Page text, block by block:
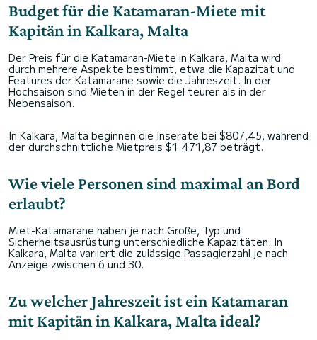
Budget für die Katamaran-Miete mit
Kapitän in Kalkara, Malta
Der Preis für die Katamaran-Miete in Kalkara, Malta wird
durch mehrere Aspekte bestimmt, etwa die Kapazität und
Features der Katamarane sowie die Jahreszeit. In der
Hochsaison sind Mieten in der Regel teurer als in der
Nebensaison.
In Kalkara, Malta beginnen die Inserate bei $807,45, während
der durchschnittliche Mietpreis $1 471,87 beträgt.
Wie viele Personen sind maximal an Bord
erlaubt?
Miet-Katamarane haben je nach Größe, Typ und
Sicherheitsausrüstung unterschiedliche Kapazitäten. In
Kalkara, Malta variiert die zulässige Passagierzahl je nach
Anzeige zwischen 6 und 30.
Zu welcher Jahreszeit ist ein Katamaran
mit Kapitän in Kalkara, Malta ideal?